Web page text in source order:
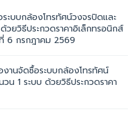
ระบบกล้องโทรทัศน์วงจรปิดและ
ยวิธีประกวดราคาอิเล็กทรอนิกส์
6 กรกฎาคม 2569
งานจัดซื้อระบบกล้องโทรทัศน์
1 ระบบ ด้วยวิธีประกวดราคา